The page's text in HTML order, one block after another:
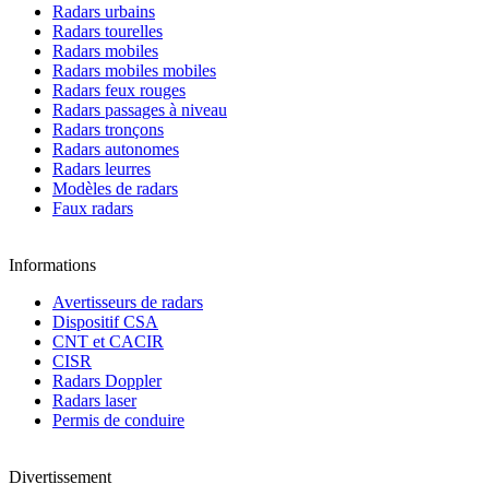
Radars urbains
Radars tourelles
Radars mobiles
Radars mobiles mobiles
Radars feux rouges
Radars passages à niveau
Radars tronçons
Radars autonomes
Radars leurres
Modèles de radars
Faux radars
Informations
Avertisseurs de radars
Dispositif CSA
CNT et CACIR
CISR
Radars Doppler
Radars laser
Permis de conduire
Divertissement